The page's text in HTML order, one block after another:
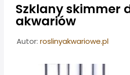
Szklany skimmer
akwariów
Informacje o artykule
Autor: roslinyakwariowe.pl